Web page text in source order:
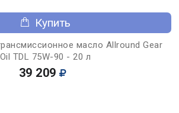
Купить
масло Allround Gear
Oil TDL 75W-90 - 20 л
39 209